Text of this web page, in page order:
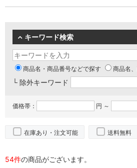
キーワード検索
商品名・商品番号などで探す 商品名
└ 除外キーワード
価格帯： 円 ～
在庫あり・注文可能 送料無料
54件の商品がございます。